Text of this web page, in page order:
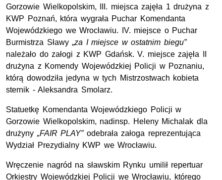
Gorzowie Wielkopolskim, III. miejsca zajęła 1 drużyna z
KWP Poznań, która wygrała Puchar Komendanta
Wojewódzkiego we Wrocławiu. IV. miejsce o Puchar
Burmistrza Sławy „za I miejsce w ostatnim biegu”
należało do załogi z KWP Gdańsk. V. miejsce zajęła II
drużyna z Komendy Wojewódzkiej Policji w Poznaniu,
którą dowodziła jedyna w tych Mistrzostwach kobieta
sternik - Aleksandra Smolarz.
Statuetkę Komendanta Wojewódzkiego Policji w
Gorzowie Wielkopolskim, nadinsp. Heleny Michalak dla
drużyny „FAIR PLAY”odebrała załoga reprezentująca
Wydział Prezydialny KWP we Wrocławiu.
Wręczenie nagród na sławskim Rynku umilił repertuar
Orkiestry Wojewódzkiej Policji we Wrocławiu, którego